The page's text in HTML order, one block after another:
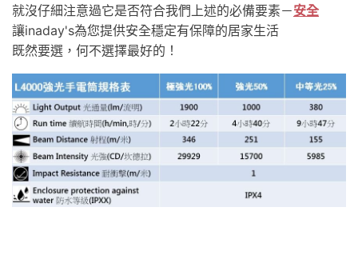
就沒仔細注意過它是否符合我們上述的必備要素－安全
讓inaday's為您提供安全穩定有保障的居家生活
既然要選，何不選擇最好的！